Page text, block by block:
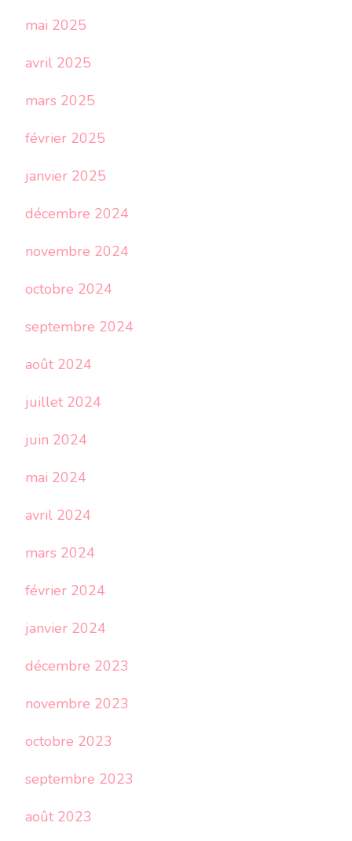
mai 2025
avril 2025
mars 2025
février 2025
janvier 2025
décembre 2024
novembre 2024
octobre 2024
septembre 2024
août 2024
juillet 2024
juin 2024
mai 2024
avril 2024
mars 2024
février 2024
janvier 2024
décembre 2023
novembre 2023
octobre 2023
septembre 2023
août 2023